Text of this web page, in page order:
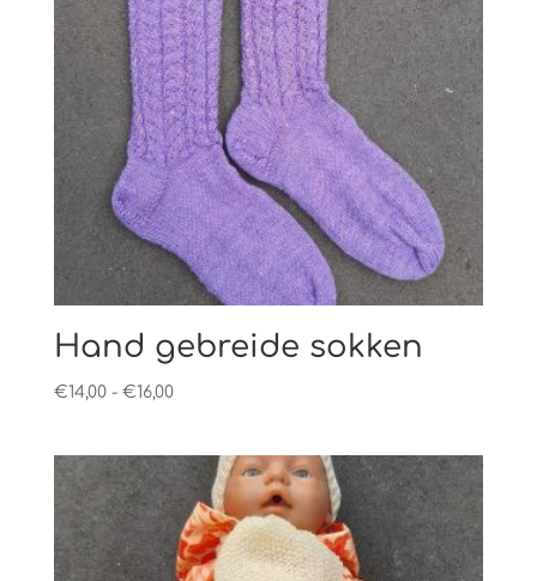
Hand gebreide sokken
€14,00 - €16,00Prijsklasse:
€16,00